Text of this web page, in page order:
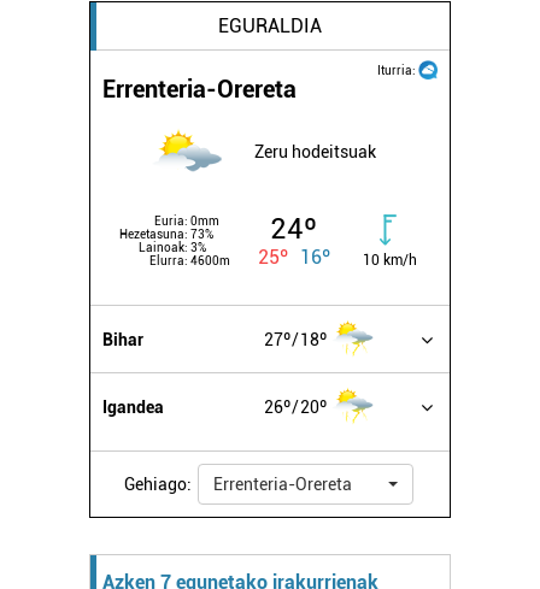
EGURALDIA
Iturria:
Errenteria-Orereta
Zeru hodeitsuak
Euria: 0mm
Hezetasuna: 73%
Lainoak: 3%
Elurra: 4600m
24º
25º 16º 10 km/h
Bihar 27º 18º
Igandea 26º 20º
Gehiago: Errenteria-Orereta
Azken 7 egunetako irakurrienak